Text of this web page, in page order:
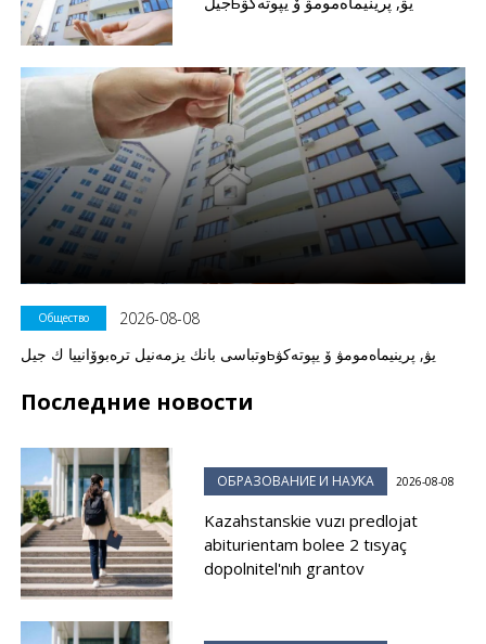
Общество
2026-08-08
وتباسى بانك يزمەنيل ترەبوۆانييا ك جيلьيۋ, پرينيماەمومۋ ۆ يپوتەكۋ
Последние новости
ОБРАЗОВАНИЕ И НАУКА 2026-08-08
Kazahstanskie vuzı predlojat
abiturientam bolee 2 tısyaç
dopolnitel'nıh grantov